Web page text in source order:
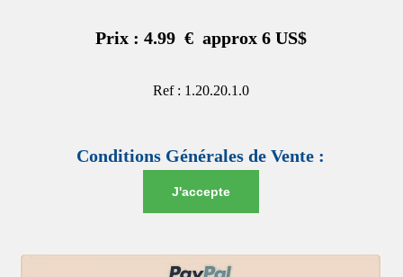
Prix : 4.99 € approx 6 US$
Ref : 1.20.20.1.0
Conditions Générales de Vente :
J'accepte